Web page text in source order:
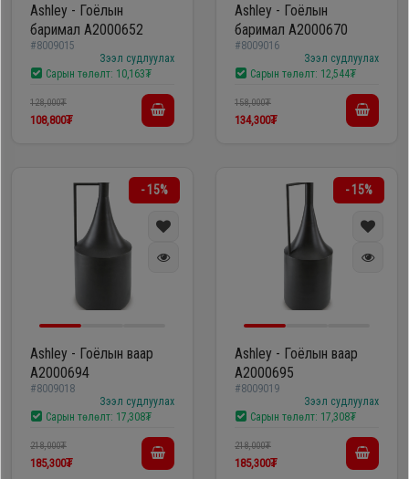
Ashley - Гоёлын
баримал A2000652
#8009015
Зээл судлуулах
Сарын төлөлт: 10,163₮
128,000₮
108,800₮
Ashley - Гоёлын
баримал A2000670
#8009016
Зээл судлуулах
Сарын төлөлт: 12,544₮
158,000₮
134,300₮
- 15%
Ashley - Гоёлын ваар
A2000694
#8009018
Зээл судлуулах
Сарын төлөлт: 17,308₮
218,000₮
185,300₮
- 15%
Ashley - Гоёлын ваар
A2000695
#8009019
Зээл судлуулах
Сарын төлөлт: 17,308₮
218,000₮
185,300₮